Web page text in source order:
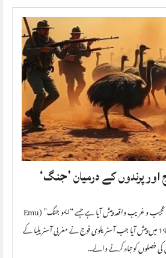
اور پرندوں کے درمیان ’جنگ‘
کینبرا۔آسٹریلیا کی تاریخ میں ایک عجیب و غریب واقعہ پیش آیا ہے جسے “ایمو جنگ” (Emu
War) کہا جاتا ہے۔ یہ واقعہ 1932 میں پیش آیا جب آسٹریلوی فوج نے مغربی آسٹریلیا کے
فصلوں کو تباہ کرنے والے…